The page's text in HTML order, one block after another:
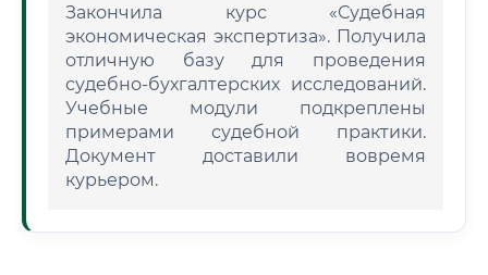
Закончила курс «Судебная
экономическая экспертиза». Получила
отличную базу для проведения
судебно-бухгалтерских исследований.
Учебные модули подкреплены
примерами судебной практики.
Документ доставили вовремя
курьером.